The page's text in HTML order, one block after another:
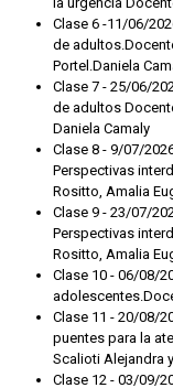
Clase 6 -11/06/
de
Portel.Daniela
Clase 7 - 25/06/
de adultos
Daniela Camaly
Clase 8 - 9/07/
Perspectivas
Rositto, Amalia
Clase 9 - 23/07/
Perspectivas
Rositto, Amalia
Clase 10 - 06/08/
Clase 11 - 20/08/
puentes para la
Scalioti Alejandra
Clase 12 - 03/09/